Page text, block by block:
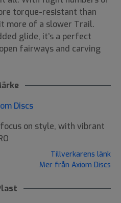
torque-resistant than
more of a slower Trail.
glide, it’s a perfect
fairways and carving
on style, with vibrant
Tillverkarens länk
Mer från Axiom Discs